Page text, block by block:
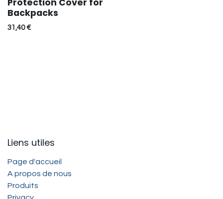
Protection Cover for
Backpacks
31,40€
Liens utiles
Page d'accueil
A propos de nous
Produits